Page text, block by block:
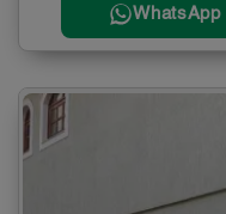
WhatsApp